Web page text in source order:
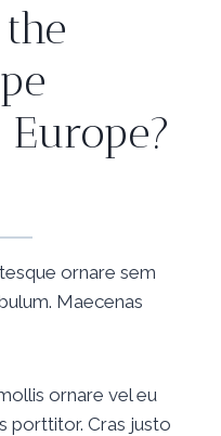
ornare sem
Maecenas
ornare vel eu
porttitor. Cras justo